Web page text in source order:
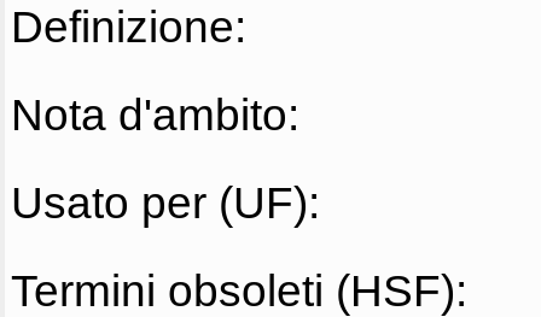
Definizione:
Nota d'ambito:
Usato per (UF):
Termini obsoleti (HSF):